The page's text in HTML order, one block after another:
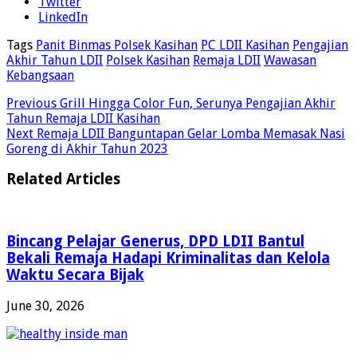
LinkedIn
Tags Panit Binmas Polsek Kasihan PC LDII Kasihan Pengajian
Akhir Tahun LDII Polsek Kasihan Remaja LDII Wawasan
Kebangsaan
Previous Grill Hingga Color Fun, Serunya Pengajian Akhir
Tahun Remaja LDII Kasihan
Next Remaja LDII Banguntapan Gelar Lomba Memasak Nasi
Goreng di Akhir Tahun 2023
Related Articles
Bincang Pelajar Generus, DPD LDII Bantul
Bekali Remaja Hadapi Kriminalitas dan Kelola
Waktu Secara Bijak
June 30, 2026